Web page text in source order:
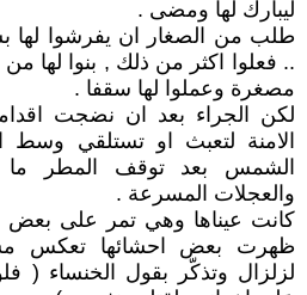
ليبارك لها ومضى .
طلب من الصغار ان يفرشوا لها
.. فعلوا اكثر من ذلك , بنوا لها
مصغرة وعملوا لها سقفا .
لكن الجراء بعد ان نضجت
الامنة لتعبث او تستلقي وسط
الشمس بعد توقف المطر ما
والعجلات المسرعة .
كانت عيناها وهي تمر على بعض
ظهرت بعض احشائها تعكس
لزلزال وتذكّر بقول الخنساء (